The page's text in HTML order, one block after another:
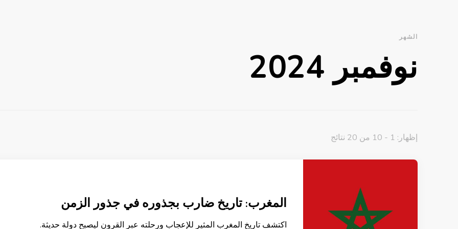
الشهر
نوفمبر 2024
إظهار: 1 - 10 من 20 نتائج
المغرب: تاريخ ضارب بجذوره في جذور الزمن
اكتشف تاريخ المغرب المثير للإعجاب ورحلته عبر القرون ليصبح دولة حديثة.